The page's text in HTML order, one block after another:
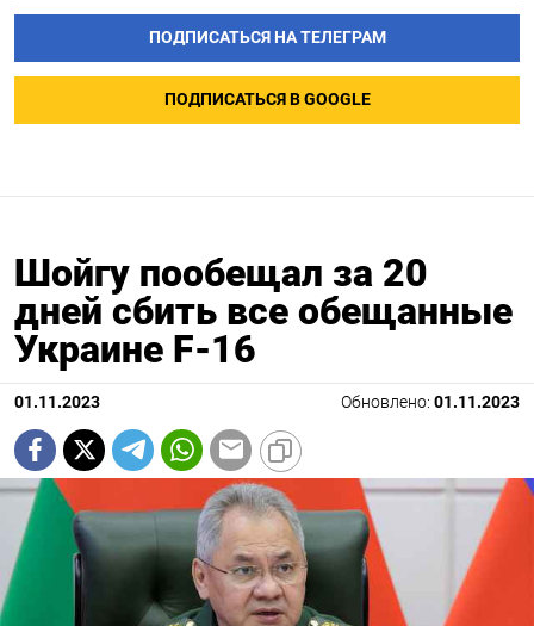
ПОДПИСАТЬСЯ НА ТЕЛЕГРАМ
ПОДПИСАТЬСЯ В GOOGLE
Шойгу пообещал за 20
дней сбить все обещанные
Украине F-16
01.11.2023 Обновлено: 01.11.2023